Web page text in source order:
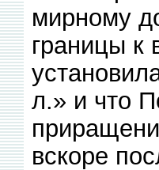
мирному
границы к
л.» и что
вскоре